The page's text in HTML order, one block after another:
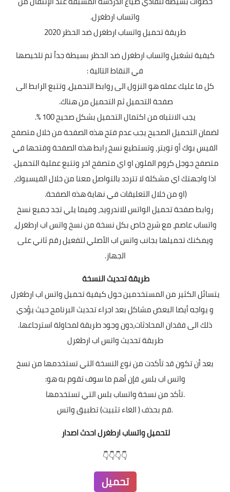
واتساب ارطغرل.
طريقة تحميل واتساب ارطغرل ضد الحظر 2020
كيفية تشغيل واتساب ارطغرل ضد الحظر بسیطة جداً تم تلخيصها
في النقاط التالية :
كل ما علیك عمله ھو النزول الى روابط التحمیل، وتتبع الرابط الى
صفحة التحمیل ثم التحمیل من ھناك.
يجب الانتباه من اكتمال التحمیل بشكل صحیح 100 %.
لضمان التحمیل الصحیح يجب عدم فتح ھذه الصفحة من خلال متصفح
الفیس بوك أو تويتر، وتستطیع نسخ رابط ھذه الصفحة وفتحھا في
متصفح جوجل كروم الملون او اي متصفح اخر وتتبع عملیة التحمیل.
اذا واجھتك اي مشكلة لا تتردد بالتواصل معنا من خلال الفیسبوك،
(او من خلال التعلیقات في نھاية ھذه الصفحة.
روابط صفحة تحميل الواتس للاندرويد، وفیما یلي تجد جمیع نسخ
واتساب عاصم، مع شرح خاص بكل نسخة من نسخ واتس اب ارطغرل،
ويمكنك تحمیلھا بجانب واتس اب الأصلي لتفعیل رقم ثاني على
الجھاز.
طريقة تحديث النسخة
يتسائل الكثیر من المستخدمین حول كیفیة تحميل واتس اب ارطغرل
و يواجه أيضا البعض مشاكل بعد اجراء تحديث البرنامج حیث يؤدي
ذلك الى فقدان المحادثات،دون وجود طريقة لمحاولة استرجاعھا.
طريقة تحديث واتس اب ارطغرل
بعد أن تكون قد تأكدت من نوع النسخة التي تستخدمھا من نسخ
واتس اب بلس، فإن أھم ما سوف تقوم به ھو:
.تأكد من نسخة واتساب بلس التي تستخدمھا
.قم بحذف ( الغاء تثبیت) تطبیق واتس
لتحميل واتساب ارطغرل احدث اصدار
👇👇👇👇
تحميل